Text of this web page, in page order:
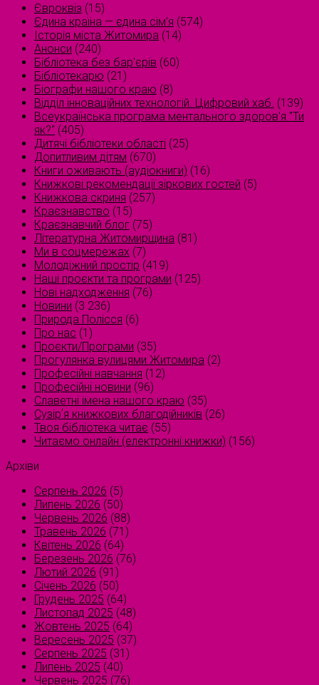
Євроквіз (15)
Єдина країна — єдина сім’я (574)
Історія міста Житомира (14)
Анонси (240)
Бібліотека без бар'єрів (60)
Бібліотекарю (21)
Біографи нашого краю (8)
Відділ інноваційних технологій. Цифровий хаб. (139)
Всеукраїнська програма ментального здоров'я "Ти
як?" (405)
Дитячі бібліотеки області (25)
Допитливим дітям (670)
Книги оживають (аудіокниги) (16)
Книжкові рекомендації зіркових гостей (5)
Книжкова скриня (257)
Краєзнавство (15)
Краєзнавчий блог (75)
Літературна Житомирщина (81)
Ми в соцмережах (7)
Молодіжний простір (419)
Наші проєкти та програми (125)
Нові надходження (76)
Новини (3 236)
Природа Полісся (6)
Про нас (1)
Проєкти/Програми (35)
Прогулянка вулицями Житомира (2)
Професійні навчання (12)
Професійні новини (96)
Славетні імена нашого краю (35)
Сузірʼя книжкових благодійників (26)
Твоя бібліотека читає (55)
Читаємо онлайн (електронні книжки) (156)
Архіви
Серпень 2026 (5)
Липень 2026 (50)
Червень 2026 (88)
Травень 2026 (71)
Квітень 2026 (64)
Березень 2026 (76)
Лютий 2026 (91)
Січень 2026 (50)
Грудень 2025 (64)
Листопад 2025 (48)
Жовтень 2025 (64)
Вересень 2025 (37)
Серпень 2025 (31)
Липень 2025 (40)
Червень 2025 (76)